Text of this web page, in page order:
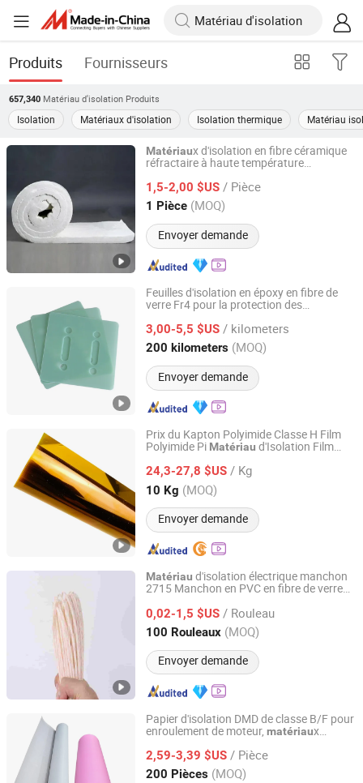
Produits Fournisseurs
657,340 Matériau d'isolation Produits
Isolation Matériaux d'isolation Isolation thermique Matériau
Matériaux d'isolation en fibre céramique
réfractaire à haute température
1,5-2,00 $US / Pièce
1 Pièce (MOQ)
Envoyer demande
Qingdao TTWY International Trade Co., Ltd.
Shandong, China Depuis 2013
Feuilles d'isolation en époxy en fibre de
verre Fr4 pour la protection des
3,00-5,5 $US / kilometers
200 kilometers (MOQ)
Envoyer demande
Yantai Libo International Trade Co., Ltd.
Shandong, China Depuis 2024
Prix du Kapton Polyimide Classe H Film
Polyimide Pi Matériau d'Isolation Film
24,3-27,8 $US / Kg
10 Kg (MOQ)
Envoyer demande
Henan Jinzhi Electrical Insulation New Material CO.,LTD
Henan, China Depuis 2023
Matériau d'isolation électrique manchon
2715 Manchon en PVC en fibre de verre
0,02-1,5 $US / Rouleau
100 Rouleaux (MOQ)
Envoyer demande
Ningguo Zhongdian New Material Co., Ltd
Anhui, China Depuis 2025
Papier d'isolation DMD de classe B/F pour
enroulement de moteur, matériaux
d'enroulement de moteur électrique,
matériau d'isolation
2,59-3,39 $US / Pièce
200 Pièces (MOQ)
Henan Jinzhi Electrical Insulation New Material CO.,LTD
Henan, China Depuis 2023